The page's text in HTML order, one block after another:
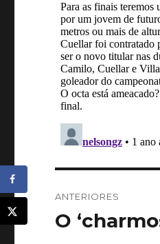
de
ANTERIORES
Post
O